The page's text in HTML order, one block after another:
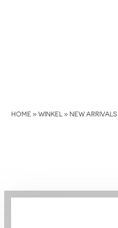
HOME»WINKEL »NEW ARRIVALS